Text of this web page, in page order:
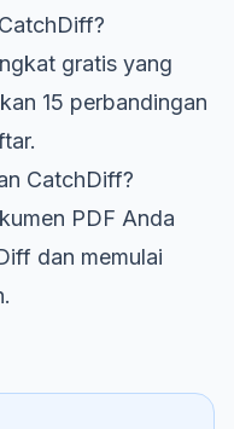
gratis yang
15 perbandingan
CatchDiff?
PDF Anda
dan memulai